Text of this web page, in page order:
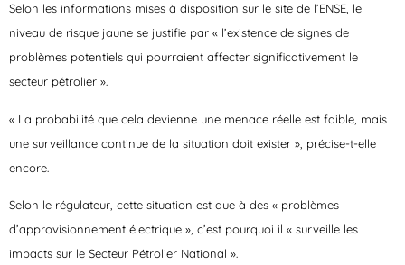
Selon les informations mises à disposition sur le site de l’ENSE, le
niveau de risque jaune se justifie par « l’existence de signes de
problèmes potentiels qui pourraient affecter significativement le
secteur pétrolier ».
« La probabilité que cela devienne une menace réelle est faible, mais
une surveillance continue de la situation doit exister », précise-t-elle
encore.
Selon le régulateur, cette situation est due à des « problèmes
d’approvisionnement électrique », c’est pourquoi il « surveille les
impacts sur le Secteur Pétrolier National ».